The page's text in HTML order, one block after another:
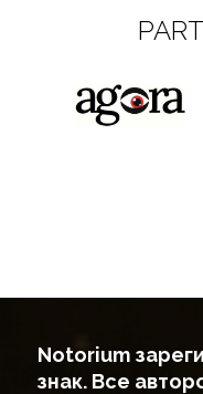
Notorium
знак. Все